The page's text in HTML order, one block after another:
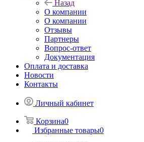
Назад
О компании
О компании
Отзывы
Партнеры
Вопрос-ответ
Документация
Оплата и доставка
Новости
Контакты
Личный кабинет
Корзина0
Избранные товары0